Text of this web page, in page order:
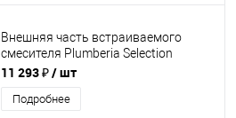
Внешняя часть встраиваемого
смесителя Plumberia Selection
XO1111CS
11 293 ₽/ шт
Подробнее